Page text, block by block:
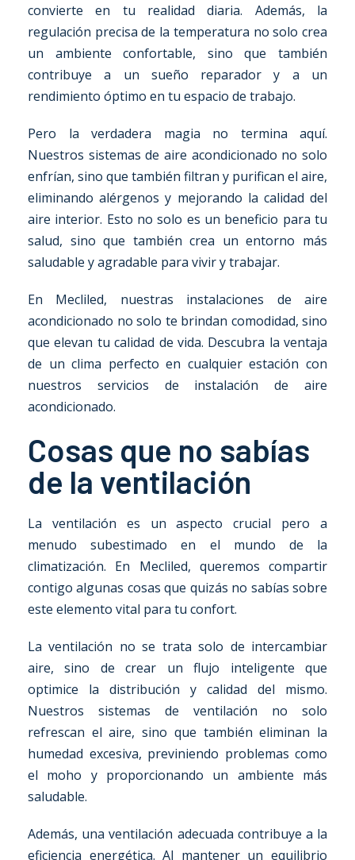
convierte en tu realidad diaria. Además, la
regulación precisa de la temperatura no solo crea
un ambiente confortable, sino que también
contribuye a un sueño reparador y a un
rendimiento óptimo en tu espacio de trabajo.
Pero la verdadera magia no termina aquí.
Nuestros sistemas de aire acondicionado no solo
enfrían, sino que también filtran y purifican el aire,
eliminando alérgenos y mejorando la calidad del
aire interior. Esto no solo es un beneficio para tu
salud, sino que también crea un entorno más
saludable y agradable para vivir y trabajar.
En Mecliled, nuestras instalaciones de aire
acondicionado no solo te brindan comodidad, sino
que elevan tu calidad de vida. Descubra la ventaja
de un clima perfecto en cualquier estación con
nuestros servicios de instalación de aire
acondicionado.
Cosas que no sabías
de la ventilación
La ventilación es un aspecto crucial pero a
menudo subestimado en el mundo de la
climatización. En Mecliled, queremos compartir
contigo algunas cosas que quizás no sabías sobre
este elemento vital para tu confort.
La ventilación no se trata solo de intercambiar
aire, sino de crear un flujo inteligente que
optimice la distribución y calidad del mismo.
Nuestros sistemas de ventilación no solo
refrescan el aire, sino que también eliminan la
humedad excesiva, previniendo problemas como
el moho y proporcionando un ambiente más
saludable.
Además, una ventilación adecuada contribuye a la
eficiencia energética. Al mantener un equilibrio